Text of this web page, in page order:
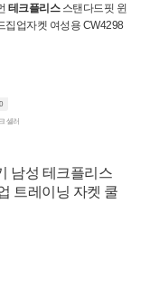
테크플리스스탠다드핏 윈
집업자켓 여성용 CW4298
셀러